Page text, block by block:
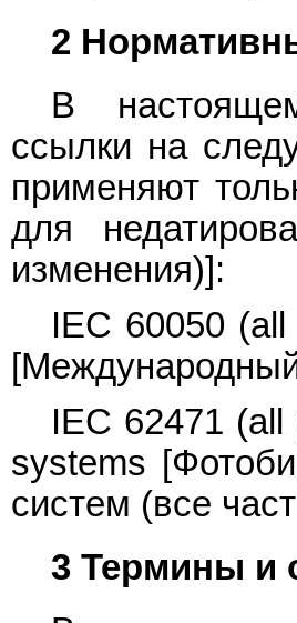
2
В
ссылки на
применяют
для
изменения)]:
IEC 60050
[Международный
IEC 62471
systems
систем (все
3 Термины и